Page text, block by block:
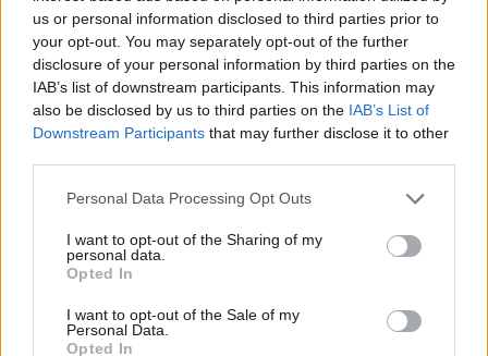
us or personal information disclosed to third parties prior to
your opt-out. You may separately opt-out of the further
disclosure of your personal information by third parties on the
IAB’s list of downstream participants. This information may
also be disclosed by us to third parties on the IAB’s List of
Downstream Participants that may further disclose it to other
Personal Data Processing Opt Outs
I want to opt-out of the Sharing of my
personal data.
Opted In
I want to opt-out of the Sale of my
Personal Data.
Opted In
Kiwisorbet
Himbeer-Sorbet
Mittel
Mango-Orangen-Sorbet
Leicht